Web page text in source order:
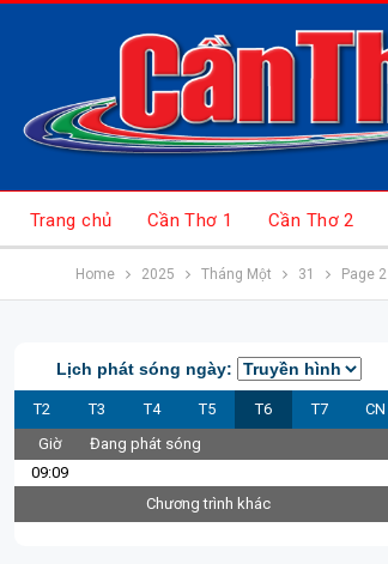
Trang chủ Cần Thơ 1 Cần Thơ 2
Home 2025 Tháng Một 31 Page 2
Lịch phát sóng ngày:
T2 T3 T4 T5 T6 T7
CN
Giờ
Đang phát sóng
09:09
Chương trình khác